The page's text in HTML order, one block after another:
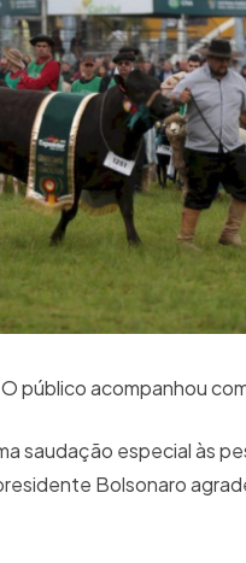
público acompanhou
saudação especial às
Bolsonaro